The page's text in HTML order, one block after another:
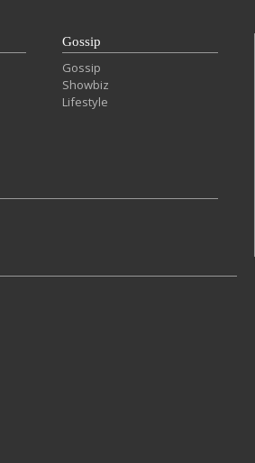
Gossip
Gossip
Showbiz
Lifestyle